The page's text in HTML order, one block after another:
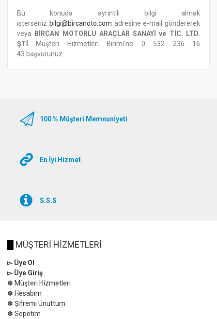
Bu konuda ayrıntılı bilgi almak
isterseniz bilgi@bircanoto.com adresine e-mail göndererek
veya
BİRCAN MOTORLU ARAÇLAR SANAYİ ve TİC. LTD.
ŞTİ Müşteri Hizmetleri Birimi’ne 0 532 236 16
43 başvurunuz.
100 % Müşteri Memnuniyeti
En İyi Hizmet
S.S.S
MÜŞTERİ HİZMETLERİ
▻ Üye Ol
▻ Üye Giriş
✽ Müşteri Hizmetleri
✽ Hesabım
✽ Şifremi Unuttum
✽ Sepetim